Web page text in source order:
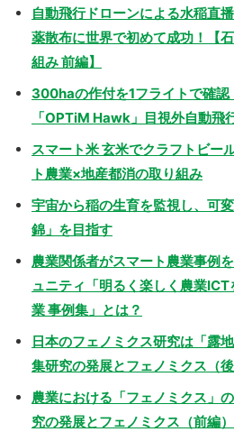
自動飛行ドローンによる水稲直
薬散布に世界で初めて成功！【
組み 前編】
300haの作付を1フライトで確認
「OPTiM Hawk」目視外自動飛
スマート米 玄米でクラフトビー
ト農業×地産都消の取り組み
宇宙から稲の生育を監視し、可
錦」を目指す
農業関係者がスマート農業事例
ュニティ「明るく楽しく農業
業 事例集」とは？
日本のフェノミクス研究は「露
集研究の発展とフェノミクス（後
農業における「フェノミクス」
究の発展とフェノミクス（前編）